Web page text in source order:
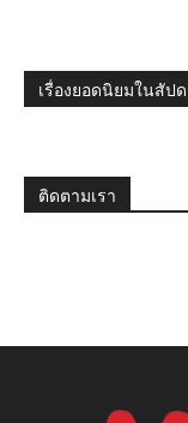
เรื่องยอดนิยมในสัป
ติดตามเรา